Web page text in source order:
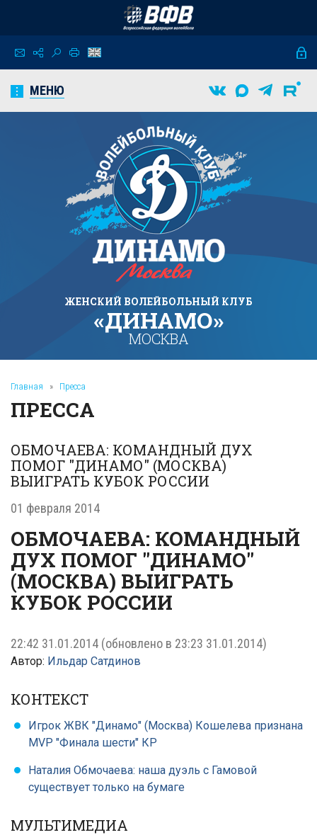
МЕНЮ
ЖЕНСКИЙ ВОЛЕЙБОЛЬНЫЙ КЛУБ
«ДИНАМО»
МОСКВА
Главная » Пресса
ПРЕССА
ОБМОЧАЕВА: КОМАНДНЫЙ ДУХ
ПОМОГ "ДИНАМО" (МОСКВА)
ВЫИГРАТЬ КУБОК РОССИИ
01 февраля 2014
ОБМОЧАЕВА: КОМАНДНЫЙ
ДУХ ПОМОГ "ДИНАМО"
(МОСКВА) ВЫИГРАТЬ
КУБОК РОССИИ
22:42 31.01.2014 (обновлено в 23:23 31.01.2014)
Автор: Ильдар Сатдинов
КОНТЕКСТ
Игрок ЖВК "Динамо" (Москва) Кошелева признана
MVP "Финала шести" КР
Наталия Обмочаева: наша дуэль с Гамовой
существует только на бумаге
МУЛЬТИМЕДИА